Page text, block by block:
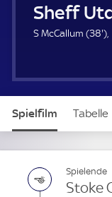
Sheffield
S McCallum (38'3
u
t
)
Spielfilm Tabelle
Spielende
Stoke